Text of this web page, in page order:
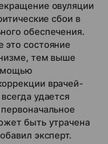
овуляции
сбои в
обеспечения.
состояние
тем выше
врачей-
удается
быть утрачена
эксперт.